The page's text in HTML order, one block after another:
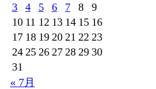
3
4 5 6 7 8
9
10 11 12 13 14 15 16
17 18 19 20 21 22 23
24 25 26 27 28 29 30
31
« 7月